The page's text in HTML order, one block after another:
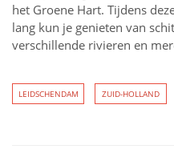
het Groene Hart. Tijdens
lang kun je genieten van
verschillende rivieren en
LEIDSCHENDAM ZUID-HOLLAND